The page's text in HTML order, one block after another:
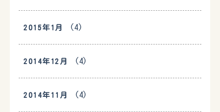
2015年1月 (4)
2014年12月 (4)
2014年11月 (4)